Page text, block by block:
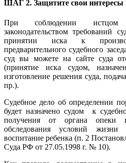
ШАГ 2. Защитите свои интересы
При соблюдении истцом
законодательством требований
принятии иска к
предварительного судебного
суд вы можете на сайте суда
(принятие иска судом,
изготовление решения суда,
пр.).
Судебное дело об определении
будет назначено судом к
получения от органа опеки
обследования условий
воспитание ребенка (п. 2
Суда РФ от 27.05.1998 г. № 10).